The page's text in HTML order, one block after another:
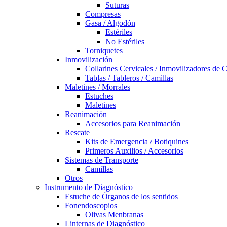
Suturas
Compresas
Gasa / Algodón
Estériles
No Estériles
Torniquetes
Inmovilización
Collarines Cervicales / Inmovilizadores de
Tablas / Tableros / Camillas
Maletines / Morrales
Estuches
Maletines
Reanimación
Accesorios para Reanimación
Rescate
Kits de Emergencia / Botiquines
Primeros Auxilios / Accesorios
Sistemas de Transporte
Camillas
Otros
Instrumento de Diagnóstico
Estuche de Órganos de los sentidos
Fonendoscopios
Olivas Menbranas
Linternas de Diagnóstico